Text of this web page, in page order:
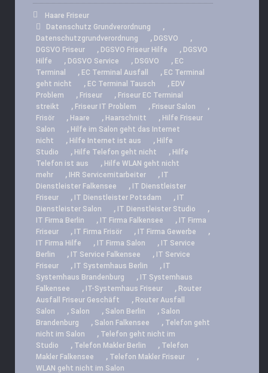
Haare Friseur
Datenschutz Grundverordnung
,
Datenschutzgrundverordnung , DGSVO ,
DGSVO Friseur , DGSVO Friseur Hilfe , DGSVO
Hilfe
, DGSVO Service , DSGVO , EC
Terminal
, EC Terminal Ausfall , EC Terminal
geht nicht
, EC Terminal Tausch , EDV
Problem
, Friseur , Friseur EC Terminal
streikt
, Friseur IT Problem , Friseur Salon ,
Frisör , Haare , Haarschnitt , Hilfe Friseur
Salon
, Hilfe im Salon geht das Internet
nicht
, Hilfe Internet ist aus , Hilfe
Studio
, Hilfe Telefon geht nicht , Hilfe
Telefon ist aus
, Hilfe WLAN geht nicht
mehr
, IHR Servicemitarbeiter , IT
Dienstleister Falkensee
, IT Dienstleister
Friseur
, IT Dienstleister Potsdam , IT
Dienstleister Salon
, IT Dienstleister Studio ,
IT Firma Berlin , IT Firma Falkensee , IT Firma
Friseur
, IT Firma Frisör , IT Firma Gewerbe ,
IT Firma Hilfe , IT Firma Salon , IT Service
Berlin
, IT Service Falkensee , IT Service
Friseur
, IT Systemhaus Berlin , IT
Systemhaus Brandenburg
, IT Systemhaus
Falkensee
, IT-Systemhaus Friseur , Router
Ausfall Friseur Geschäft
, Router Ausfall
Salon
, Salon , Salon Berlin , Salon
Brandenburg
, Salon Falkensee , Telefon geht
nicht im Salon
, Telefon geht nicht im
Studio
, Telefon Makler Berlin , Telefon
Makler Falkensee
, Telefon Makler Friseur ,
WLAN geht nicht im Salon